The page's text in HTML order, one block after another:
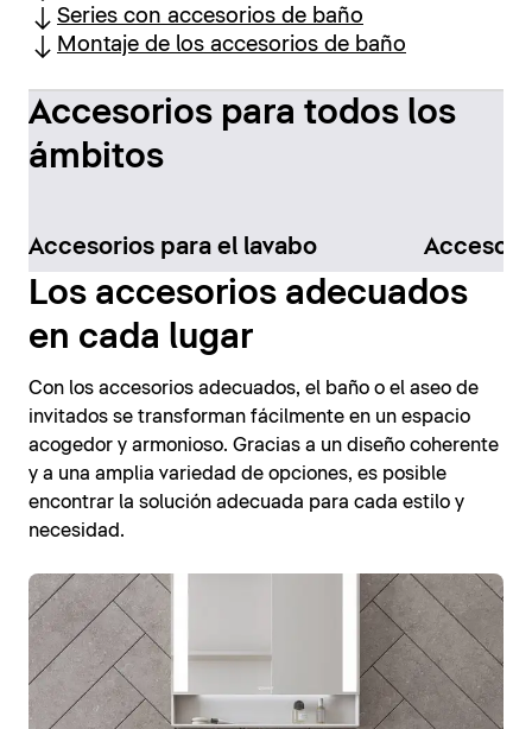
Series con accesorios de baño
Montaje de los accesorios de baño
Accesorios para todos los
ámbitos
Accesorios para el lavabo
Los accesorios adecuados
en cada lugar
Con los accesorios adecuados, el baño o el aseo de
invitados se transforman fácilmente en un espacio
acogedor y armonioso. Gracias a un diseño coherente
y a una amplia variedad de opciones, es posible
encontrar la solución adecuada para cada estilo y
necesidad.